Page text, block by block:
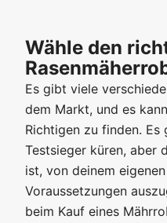
Wähle den
Es gibt viele
dem Markt, und es
Richtigen zu finden.
Testsieger küren, aber
ist, von deinem
Voraussetzungen
beim Kauf eines